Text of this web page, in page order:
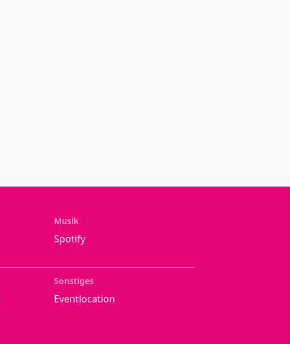
Musik
Spotify
Sonstiges
Eventlocation